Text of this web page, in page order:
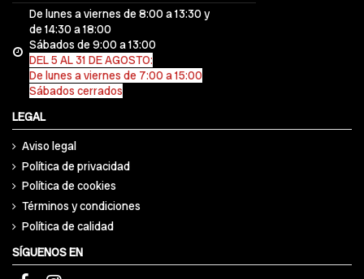
De lunes a viernes de 8:00 a 13:30 y
de 14:30 a 18:00
Sábados de 9:00 a 13:00
DEL 5 AL 31 DE AGOSTO:
De lunes a viernes de 7:00 a 15:00
Sábados cerrados
LEGAL
Aviso legal
Política de privacidad
Política de cookies
Términos y condiciones
Política de calidad
SÍGUENOS EN